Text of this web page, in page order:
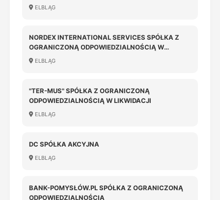
ELBLĄG
NORDEX INTERNATIONAL SERVICES SPÓŁKA Z
OGRANICZONĄ ODPOWIEDZIALNOŚCIĄ W
LIKWIDACJI
ELBLĄG
"TER-MUS" SPÓŁKA Z OGRANICZONĄ
ODPOWIEDZIALNOŚCIĄ W LIKWIDACJI
ELBLĄG
DC SPÓŁKA AKCYJNA
ELBLĄG
BANK-POMYSŁÓW.PL SPÓŁKA Z OGRANICZONĄ
ODPOWIEDZIALNOŚCIĄ